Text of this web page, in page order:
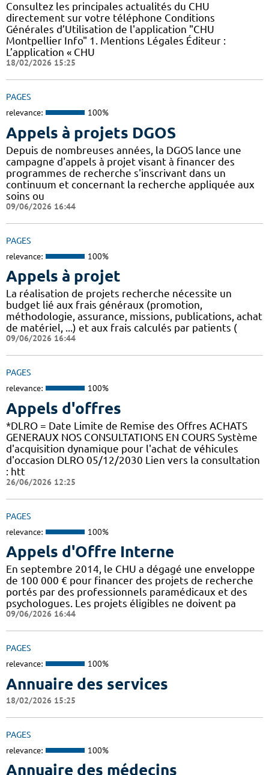
Consultez les principales actualités du CHU
directement sur votre téléphone Conditions
Générales d’Utilisation de l'application "CHU
Montpellier Info" 1. Mentions Légales Éditeur :
L’application « CHU
18/02/2026 15:25
PAGES
relevance: 100%
Appels à projets DGOS
Depuis de nombreuses années, la DGOS lance une
campagne d'appels à projet visant à financer des
programmes de recherche s'inscrivant dans un
continuum et concernant la recherche appliquée aux
soins ou
09/06/2026 16:44
PAGES
relevance: 100%
Appels à projet
La réalisation de projets recherche nécessite un
budget lié aux frais généraux (promotion,
méthodologie, assurance, missions, publications, achat
de matériel, ...) et aux frais calculés par patients (
09/06/2026 16:44
PAGES
relevance: 100%
Appels d'offres
*DLRO = Date Limite de Remise des Offres ACHATS
GENERAUX NOS CONSULTATIONS EN COURS Système
d'acquisition dynamique pour l'achat de véhicules
d'occasion DLRO 05/12/2030 Lien vers la consultation
: htt
26/06/2026 12:25
PAGES
relevance: 100%
Appels d'Offre Interne
En septembre 2014, le CHU a dégagé une enveloppe
de 100 000 € pour financer des projets de recherche
portés par des professionnels paramédicaux et des
psychologues. Les projets éligibles ne doivent pa
09/06/2026 16:44
PAGES
relevance: 100%
Annuaire des services
18/02/2026 15:25
PAGES
relevance: 100%
Annuaire des médecins